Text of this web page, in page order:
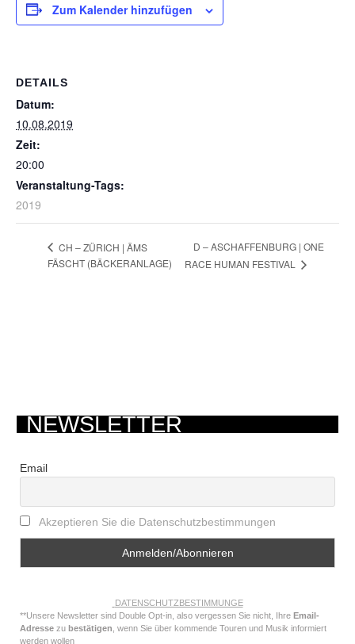
Zum Kalender hinzufügen
DETAILS
Datum:
10.08.2019
Zeit:
20:00
Veranstaltung-Tags:
2019
CH – ZÜRICH | ÄMS
FÄSCHT (BÄCKERANLAGE)
D – ASCHAFFENBURG | ONE
RACE HUMAN FESTIVAL
NEWSLETTER
Email
Akzeptieren Sie die Datenschutzbestimmungen
DATENSCHUTZBESTIMMUNGE
**Unsere Newsletter sind Double Opt-in, also vergessen Sie nicht, Ihre Email-
Adresse zu bestätigen , wenn Sie über kommende Touren und Musik informiert
werden wollen